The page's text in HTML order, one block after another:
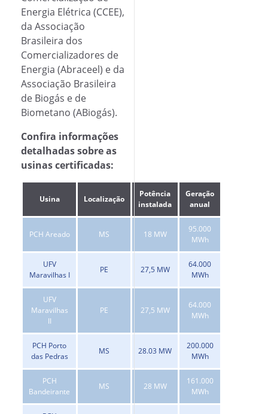
Energia Elétrica (CCEE),
da Associação
Brasileira dos
Comercializadores de
Energia (Abraceel) e da
Associação Brasileira
de Biogás e de
Biometano (ABiogás).
Confira informações
detalhadas sobre as
usinas certificadas:
Usina Localização
Potência
instalada
Geração
anual
PCH Areado MS 18 MW
95.000
MWh
UFV
Maravilhas I
PE 27,5 MW
64.000
MWh
UFV
Maravilhas
II
PE 27,5 MW
64.000
MWh
PCH Porto
das Pedras
MS 28.03 MW
200.000
MWh
PCH
Bandeirante
MS 28 MW
161.000
MWh